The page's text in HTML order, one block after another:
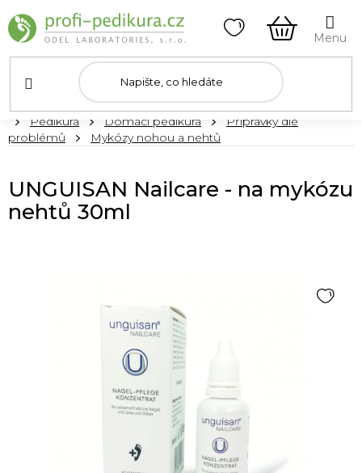
na
obsah
NÁKUPNÍ
KOŠÍK
DomůPedikúra Domácí pedikúra
Přípravky dle
problémů
Mykózy nohou a nehtů
UNGUISAN Nailcare - na mykózu
nehtů 30ml